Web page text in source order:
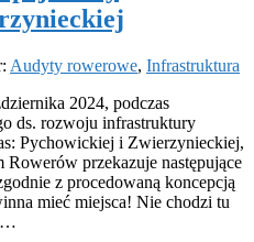
Audyty rowerowe, Infrastruktura
2024, podczas
ds. rozwoju infrastruktury
Pychowickiej i Zwierzynieckiej,
przekazuje następujące
z procedowaną koncepcją
mieć miejsca! Nie chodzi tu
…